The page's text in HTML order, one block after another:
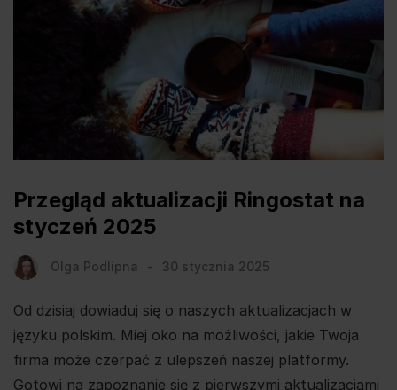
Przegląd aktualizacji Ringostat na
styczeń 2025
Olga Podlipna 30 stycznia 2025
Od dzisiaj dowiaduj się o naszych aktualizacjach w
języku polskim. Miej oko na możliwości, jakie Twoja
firma może czerpać z ulepszeń naszej platformy.
Gotowi na zapoznanie się z pierwszymi aktualizacjami